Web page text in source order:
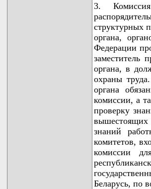
3.
структурных
органа,
Федерации
заместитель
органа, в
охраны
органа
комиссии, а
проверку
знаний
комитетов,
комиссии
Беларусь, по